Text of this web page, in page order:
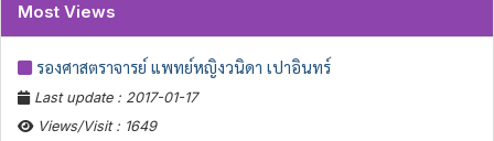
Most Views
รองศาสตราจารย์ แพทย์หญิงวนิดา เปาอินทร์
Last update : 2017-01-17
Views/Visit : 1649